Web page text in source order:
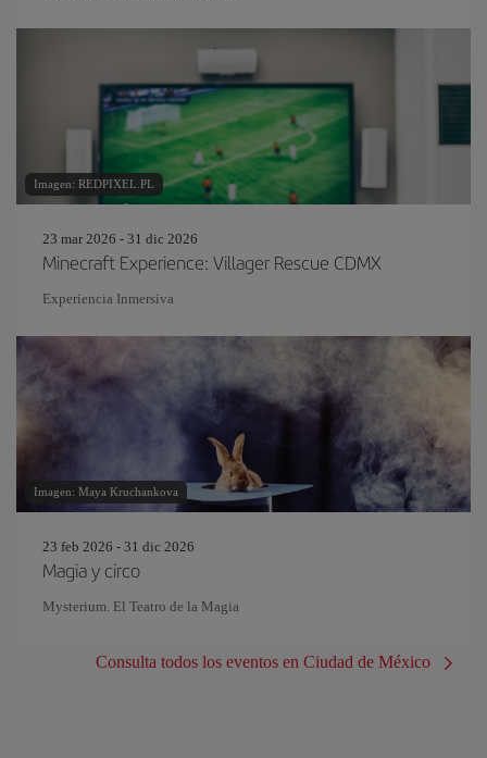
Imagen: REDPIXEL.PL
23 mar 2026 - 31 dic 2026
Minecraft Experience: Villager Rescue CDMX
Experiencia Inmersiva
Imagen: Maya Kruchankova
23 feb 2026 - 31 dic 2026
Magia y circo
Mysterium. El Teatro de la Magia
Consulta todos los eventos en Ciudad de México